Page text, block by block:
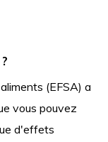
(EFSA) a
vous pouvez
d'effets